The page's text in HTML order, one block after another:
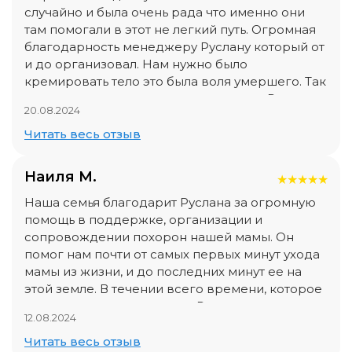
момент и попрощаться с отцом. Если вы не
хотите дергаться и волноваться в такой
тяжелый момент, то без размышлений,
обращайтесь в эту компанию, заплатите, это
того стоит. Поверьте.
случайно и была очень рада что именно они
там помогали в этот не легкий путь. Огромная
благодарность менеджеру Руслану который от
и до организовал. Нам нужно было
кремировать тело это была воля умершего. Так
как впервые с таким столкнулись нам Руслан
все организовал. Был рядом и помогал до
конца во всем. Ведь не легко нужно было
слаженная команда!!! Процветания вашей
компании! Вы желаете очень благое дело!
20.08.2024
Читать весь отзыв
Наиля М. ★★★★★
Наша семья благодарит Руслана за огромную
помощь в поддержке, организации и
сопровождении похорон нашей мамы. Он
помог нам почти от самых первых минут ухода
мамы из жизни, и до последних минут ее на
этой земле. В течении всего времени, которое
он посвятил нашему горю, Руслан чутко
прислушивался к нашим желаниям, выполняя
свою работу в соответствии с требованиями
12.08.2024
Читать весь отзыв